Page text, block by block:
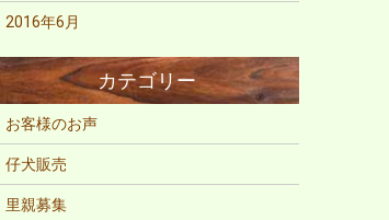
2016年6月
お客様のお声
仔犬販売
里親募集